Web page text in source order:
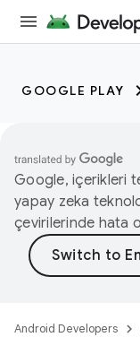
GOOGLE PLAY
Google, içerikleri
yapay zeka
çevirilerinde hata
Android Developers